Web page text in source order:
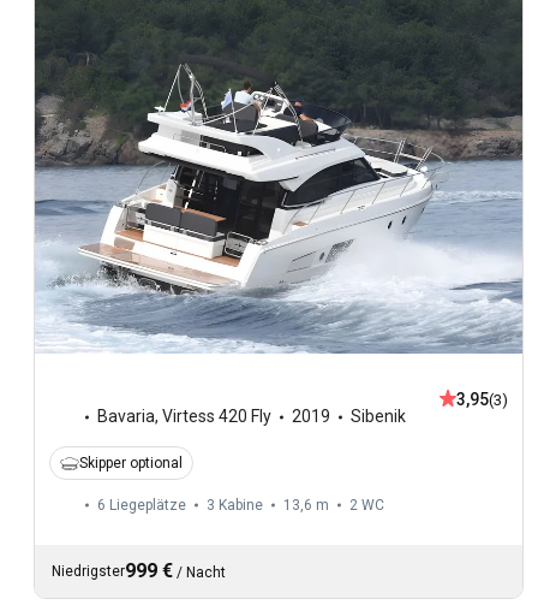
Bavaria, Virtess 420 Fly 2019 Sibenik
3,95(3)
Skipper optional
6 Liegeplätze 3 Kabine 13,6 m 2 WC
Niedrigster999 € / Nacht